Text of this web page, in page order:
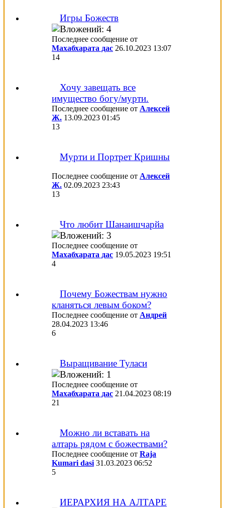
Игры Божеств
Последнее сообщение от
Махабхарата дас 26.10.2023 13:07
14
Хочу завещать все
имущество богу/мурти.
Последнее сообщение от Алексей
Ж. 13.09.2023 01:45
13
Мурти и Портрет Кришны
Последнее сообщение от Алексей
Ж. 02.09.2023 23:43
13
Что любит Шанаишчарйа
Последнее сообщение от
Махабхарата дас 19.05.2023 19:51
4
Почему Божествам нужно
кланяться левым боком?
Последнее сообщение от Aндрей
28.04.2023 13:46
6
Выращивание Туласи
Последнее сообщение от
Махабхарата дас 21.04.2023 08:19
21
Можно ли вставать на
алтарь рядом с божествами?
Последнее сообщение от Raja
Kumari dasi 31.03.2023 06:52
5
ИЕРАРХИЯ НА АЛТАРЕ